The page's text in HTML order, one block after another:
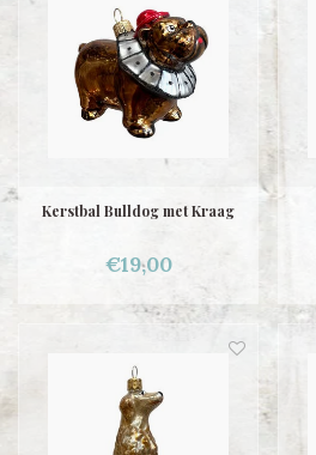
Kerstbal Bulldog met Kraag
€19,00